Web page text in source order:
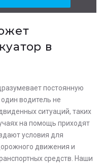
в
постоянную
водитель не
ситуаций, таких
на помощь приходят
условия для
движения и
средств. Наши